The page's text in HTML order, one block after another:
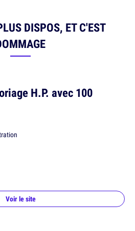
DISPOS, ET C'EST
H.P. avec 100
Voir le site